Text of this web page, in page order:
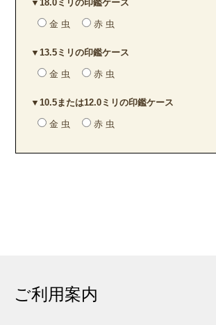
▼18.0ミリの印鑑ケース
金 虫 赤 虫
▼13.5ミリの印鑑ケース
金 虫 赤 虫
▼10.5または12.0ミリの印鑑ケース
金 虫 赤 虫
ご利用案内